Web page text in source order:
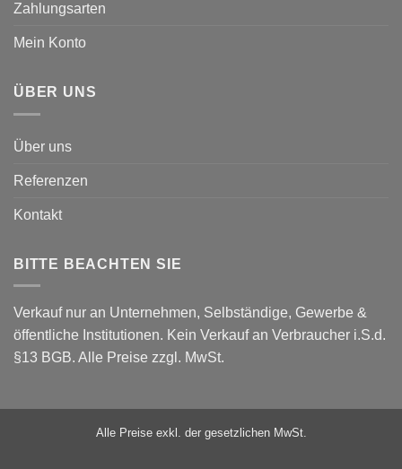
Zahlungsarten
Mein Konto
ÜBER UNS
Über uns
Referenzen
Kontakt
BITTE BEACHTEN SIE
Verkauf nur an Unternehmen, Selbständige, Gewerbe &
öffentliche Institutionen. Kein Verkauf an Verbraucher i.S.d.
§13 BGB. Alle Preise zzgl. MwSt.
Alle Preise exkl. der gesetzlichen MwSt.